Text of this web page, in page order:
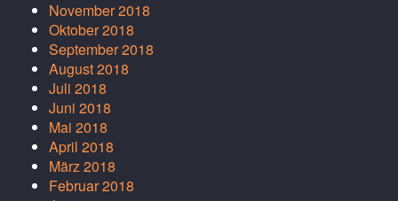
November 2018
Oktober 2018
September 2018
August 2018
Juli 2018
Juni 2018
Mai 2018
April 2018
März 2018
Februar 2018